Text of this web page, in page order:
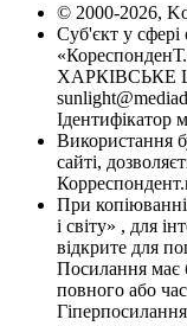
© 2000-2026,
Суб'єкт у сфері
ХАРКІВСЬКЕ
Ідентифікатор
Використання
сайті,
При копіюванні
і світу» , для
відкрите для
Посилання має
повного або